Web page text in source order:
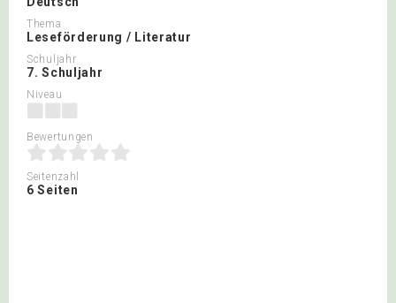
Thema
Leseförderung / Literatur
Schuljahr
7. Schuljahr
Niveau
Bewertungen
Seitenzahl
6 Seiten